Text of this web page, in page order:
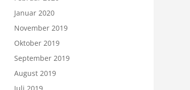
Januar 2020
November 2019
Oktober 2019
September 2019
August 2019
Juli 2019